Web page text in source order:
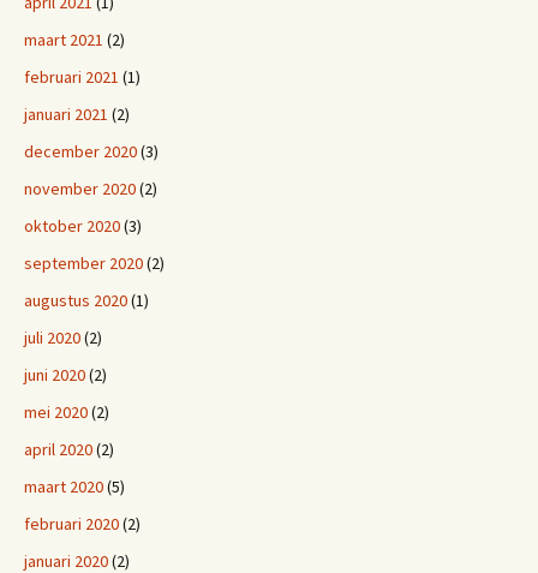
maart 2021 (2)
februari 2021 (1)
januari 2021 (2)
december 2020(3)
november 2020(2)
oktober 2020(3)
september 2020(2)
augustus 2020(1)
juli 2020(2)
juni 2020(2)
mei 2020(2)
april 2020(2)
maart 2020(5)
februari 2020(2)
januari 2020(2)